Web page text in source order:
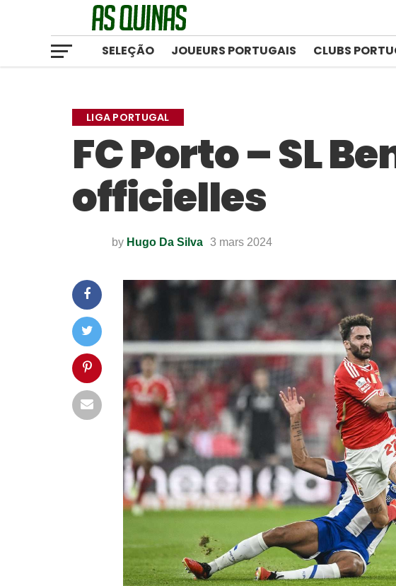
SELEÇÃO JOUEURS PORTUGAIS CLUBS
LIGA PORTUGAL
FC Porto – SL
officielles
by Hugo Da Silva 3 mars 2024